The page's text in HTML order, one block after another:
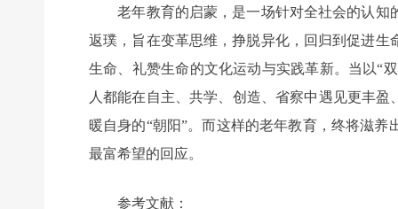
老年教育的启蒙，是一场针对全社会的认知
返璞，旨在变革思维，挣脱异化，回归到促进
生命、礼赞生命的文化运动与实践革新。当以“
人都能在自主、共学、创造、省察中遇见更丰
暖自身的“朝阳”。而这样的老年教育，终将滋
最富希望的回应。
参考文献：